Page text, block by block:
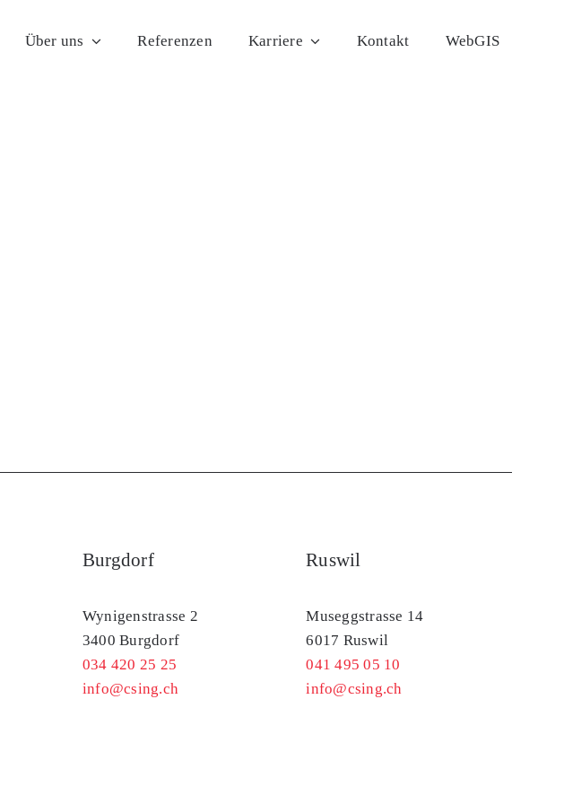
Über uns Referenzen Karriere Kontakt WebGIS
Burgdorf
Wynigenstrasse 2
3400 Burgdorf
034 420 25 25
info@csing.ch
Ruswil
Museggstrasse 14
6017 Ruswil
041 495 05 10
info@csing.ch